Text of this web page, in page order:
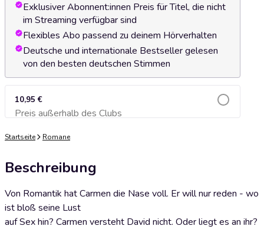
Exklusiver Abonnent:innen Preis für Titel, die nicht
im Streaming verfügbar sind
Flexibles Abo passend zu deinem Hörverhalten
Deutsche und internationale Bestseller gelesen
von den besten deutschen Stimmen
10,95 €
Preis außerhalb des ClubsZum Warenkorb hinzufügen
Startseite Romane
Beschreibung
Von Romantik hat Carmen die Nase voll. Er will nur reden - wo
ist bloß seine Lust
auf Sex hin? Carmen versteht David nicht. Oder liegt es an ihr?